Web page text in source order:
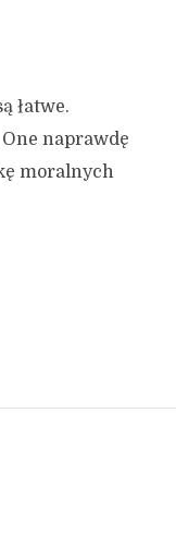
łatwe.
naprawdę
moralnych